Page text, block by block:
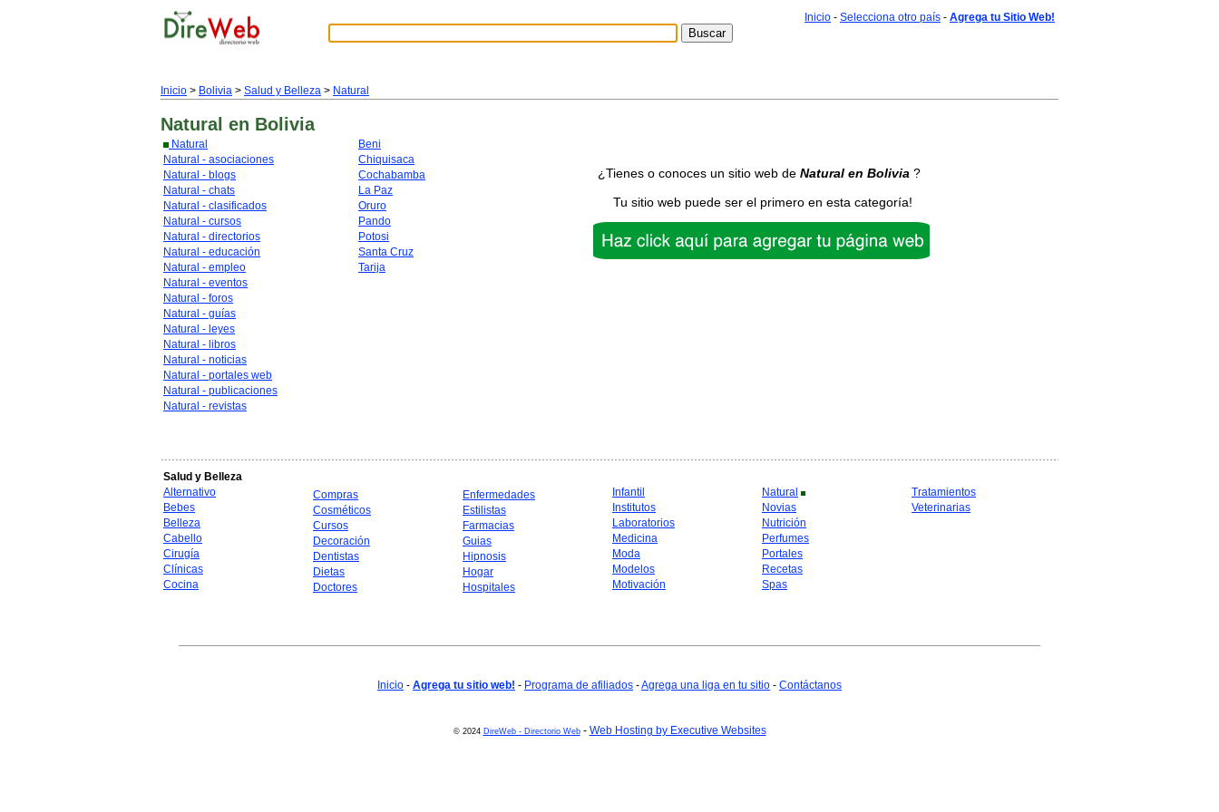
Inicio - Selecciona otro país - Agrega tu Sitio Web!
Inicio > Bolivia > Salud y Belleza > Natural
Natural en Bolivia
Natural
Natural - asociaciones
Natural - blogs
Natural - chats
Natural - clasificados
Natural - cursos
Natural - directorios
Natural - educación
Natural - empleo
Natural - eventos
Natural - foros
Natural - guías
Natural - leyes
Natural - libros
Natural - noticias
Natural - portales web
Natural - publicaciones
Natural - revistas
Beni
Chiquisaca
Cochabamba
La Paz
Oruro
Pando
Potosi
Santa Cruz
Tarija
¿Tienes o conoces un sitio web de Natural en Bolivia ?
Tu sitio web puede ser el primero en esta categoría!
Salud y Belleza
Alternativo
Bebes
Belleza
Cabello
Cirugía
Clínicas
Cocina
Compras
Cosméticos
Cursos
Decoración
Dentistas
Dietas
Doctores
Enfermedades
Estilistas
Farmacias
Guias
Hipnosis
Hogar
Hospitales
Infantil
Institutos
Laboratorios
Medicina
Moda
Modelos
Motivación
Natural
Novias
Nutrición
Perfumes
Portales
Recetas
Spas
Tratamientos
Veterinarias
Inicio - Agrega tu sitio web! - Programa de afiliados -Agrega una liga en tu sitio - Contáctanos
© 2024 DireWeb - Directorio Web- Web Hosting by Executive Websites